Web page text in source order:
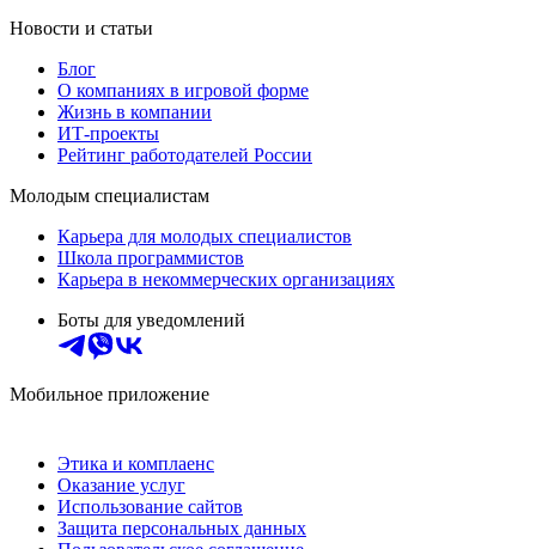
Новости и статьи
Блог
О компаниях в игровой форме
Жизнь в компании
ИТ-проекты
Рейтинг работодателей России
Молодым специалистам
Карьера для молодых специалистов
Школа программистов
Карьера в некоммерческих организациях
Боты для уведомлений
Мобильное приложение
Этика и комплаенс
Оказание услуг
Использование сайтов
Защита персональных данных